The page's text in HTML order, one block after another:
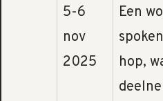
5-6
nov
2025
Een
hop,